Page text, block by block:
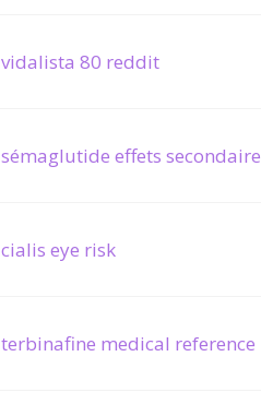
vidalista 80 reddit
sémaglutide effets
cialis eye risk
terbinafine medical reference